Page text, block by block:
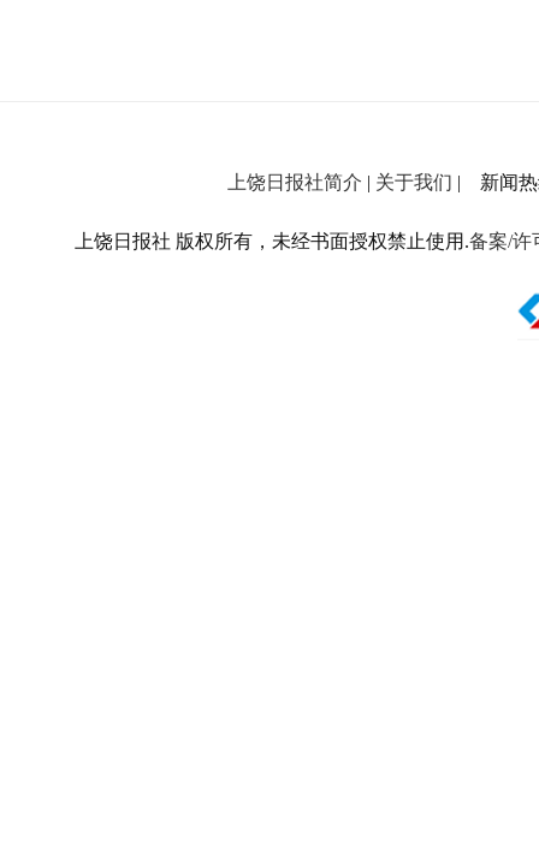
上饶日报社简介 | 关于我们 | 新闻热
上饶日报社 版权所有，未经书面授权禁止使用.备案/许